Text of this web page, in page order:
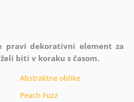
pravi dekorativni element za
biti v koraku s časom.
Abstraktne oblike
Peach Fuzz